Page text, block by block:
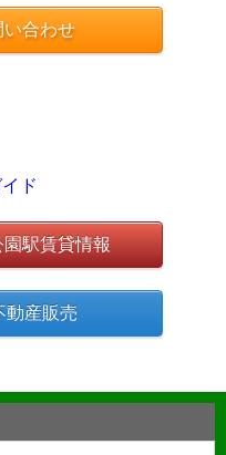
い合わせ
駅賃貸情報
動産販売